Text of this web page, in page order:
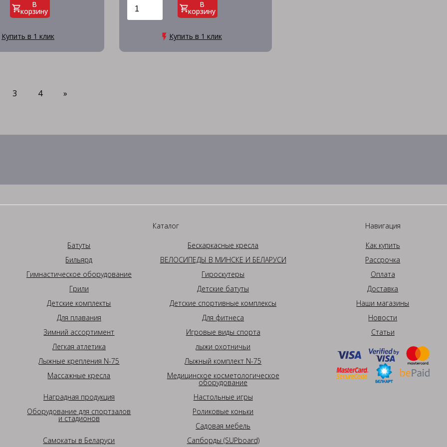
В
корзину
Купить в 1 клик
В
корзину
Купить в 1 клик
3 4 »
Каталог
Батуты
Бескаркасные кресла
Бильярд
ВЕЛОСИПЕДЫ В МИНСКЕ И БЕЛАРУСИ
Гимнастическое оборудование
Гироскутеры
Грили
Детские батуты
Детские комплекты
Детские спортивные комплексы
Для плавания
Для фитнеса
Зимний ассортимент
Игровые виды спорта
Легкая атлетика
лыжи охотничьи
Лыжные крепления N-75
Лыжный комплект N-75
Массажные кресла
Медицинское косметологическое
оборудование
Наградная продукция
Настольные игры
Оборудование для спортзалов
и стадионов
Роликовые коньки
Садовая мебель
Самокаты в Беларуси
Сапборды (SUPboard)
Навигация
Как купить
Рассрочка
Оплата
Доставка
Наши магазины
Новости
Статьи